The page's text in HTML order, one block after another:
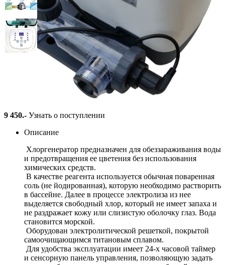
Хлоргенератор Intex 26668
9 450.- Узнать о поступлении
Описание
Хлоргенератор предназначен для обеззараживания воды
и предотвращения ее цветения без использования
химических средств.
В качестве реагента используется обычная поваренная
соль (не йодированная), которую необходимо растворить
в бассейне. Далее в процессе электролиза из нее
выделяется свободный хлор, который не имеет запаха и
не раздражает кожу или слизистую оболочку глаз. Вода
становится морской.
Оборудован электролитической решеткой, покрытой
самоочищающимся титановым сплавом.
Для удобства эксплуатации имеет 24-х часовой таймер
и сенсорную панель управления, позволяющую задать